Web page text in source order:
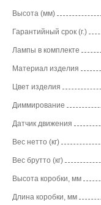
Высота (мм)
Гарантийный срок (г.)
Лампы в комплекте
Материал изделия
Цвет изделия
Диммирование
Датчик движения
Вес нетто (кг)
Вес брутто (кг)
Высота коробки, мм
Длина коробки, мм